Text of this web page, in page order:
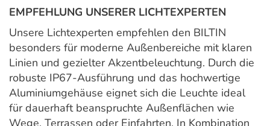
EMPFEHLUNG UNSERER LICHTEXPERTEN
Unsere Lichtexperten empfehlen den BILTIN
besonders für moderne Außenbereiche mit klaren
Linien und gezielter Akzentbeleuchtung. Durch die
robuste IP67-Ausführung und das hochwertige
Aluminiumgehäuse eignet sich die Leuchte ideal
für dauerhaft beanspruchte Außenflächen wie